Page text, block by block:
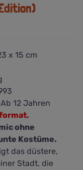
x 15 cm
12 Jahren
ohne
Kostüme.
das düstere,
Stadt, die